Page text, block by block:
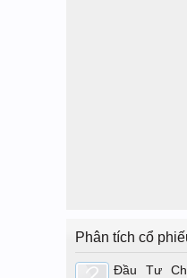
Phân tích cổ
Đầu Tư